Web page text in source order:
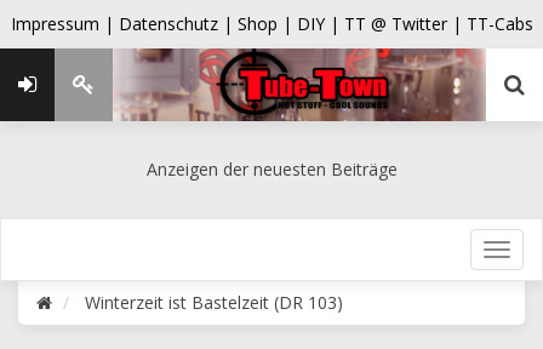
Impressum | Datenschutz | Shop | DIY | TT @ Twitter | TT-Cabs
Anzeigen der neuesten Beiträge
Winterzeit ist Bastelzeit (DR 103)